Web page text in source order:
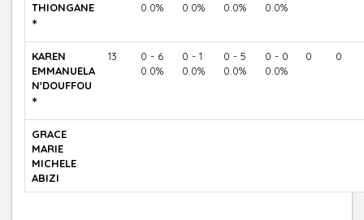
THIONGANE
*
0.0%
0.0%
0.0%
0.0%
KAREN
EMMANUELA
N'DOUFFOU
*
13
0 - 6
0.0%
0 - 1
0.0%
0 - 5
0.0%
0 - 0
0.0%
0 0
GRACE
MARIE
MICHELE
ABIZI